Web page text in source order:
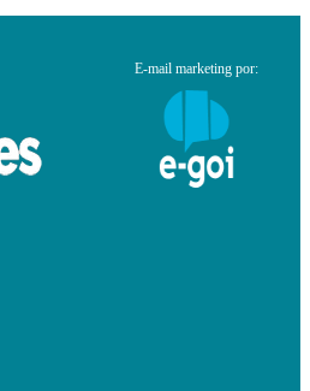
E-mail marketing por: